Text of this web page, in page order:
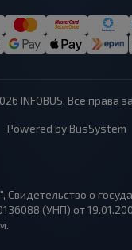
INFOBUS. Все права
Powered by BusSystem
Свидетельство о
(УНП) от